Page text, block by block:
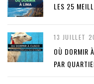
LES 25
13 JUILLET
OÙ DORMIR
PAR